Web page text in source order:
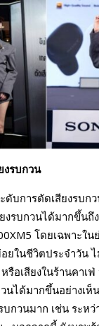
งรบกวน
ดับการตัดเสียงรบก
งรบกวนได้มากขึ้นถึ
โดยเฉพาะใน
ยในชีวิตประจำวัน ไ
รือเสียงในร้านคาเ
นได้มากขึ้นอย่างเ
กวนมาก เช่น ระหว่